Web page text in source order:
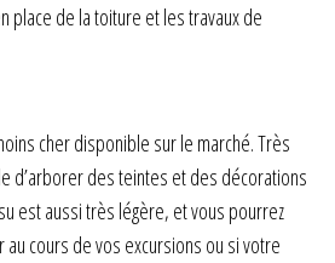
place de la toiture et les travaux de
cher disponible sur le marché. Très
d’arborer des teintes et des décorations
est aussi très légère, et vous pourrez
au cours de vos excursions ou si votre